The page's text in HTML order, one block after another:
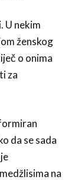
U nekim
ženskog
o onima
za
da se sada
na